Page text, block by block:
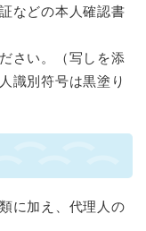
などの本人確認書
さい。（写しを添
識別符号は黒塗り
に加え、代理人の